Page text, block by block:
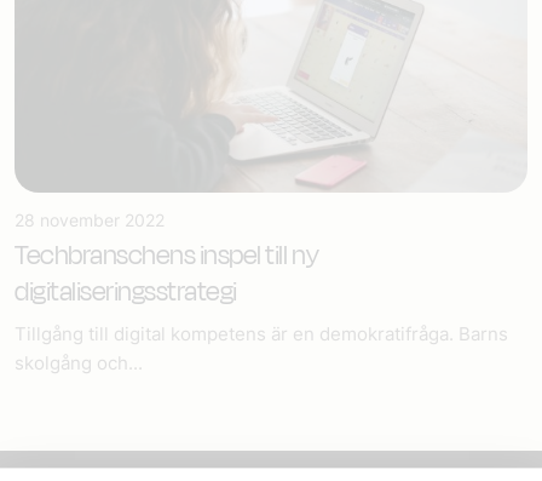
28 november 2022
Techbranschens inspel till ny
digitaliseringsstrategi
Tillgång till digital kompetens är en demokratifråga. Barns
skolgång och...